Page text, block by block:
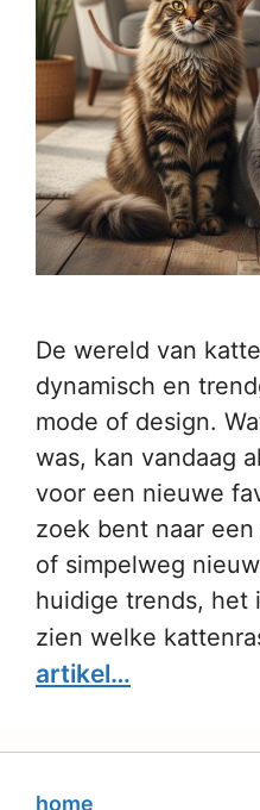
De wereld van
dynamisch en
mode of design.
was, kan vandaag
voor een nieuwe
zoek bent naar
of simpelweg
huidige trends, het
zien welke
artikel…
home